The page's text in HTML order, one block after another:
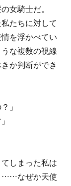
女騎士だ。
たちに対して
を浮かべてい
な複数の視線
か判断ができ
」
しまった私は
……なぜか天使